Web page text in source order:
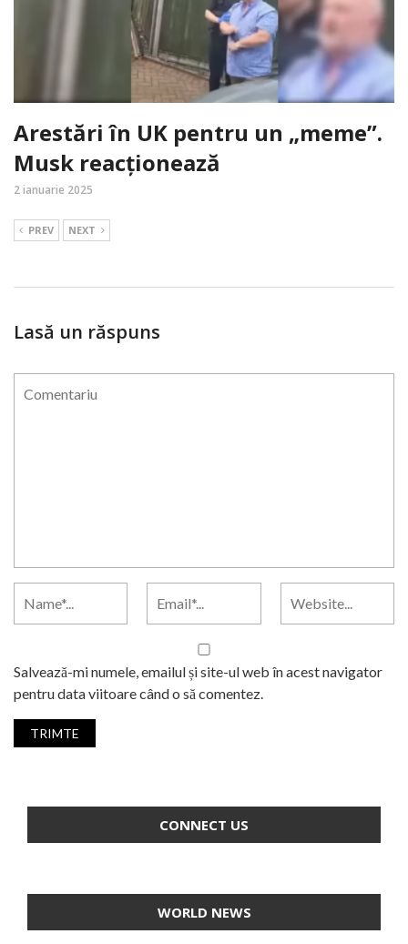
Arestări în UK pentru un „meme”.
Musk reacționează
2 ianuarie 2025
PREV NEXT
Lasă un răspuns
Salvează-mi numele, emailul și site-ul web în acest navigator
pentru data viitoare când o să comentez.
CONNECT US
WORLD NEWS